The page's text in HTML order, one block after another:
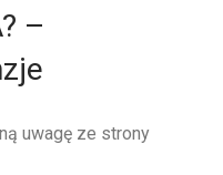
–
uwagę ze strony